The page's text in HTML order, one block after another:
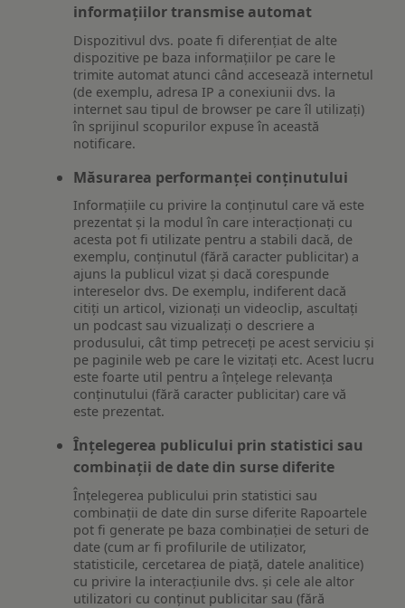
informațiilor transmise automat
Dispozitivul dvs. poate fi diferențiat de alte
dispozitive pe baza informațiilor pe care le
trimite automat atunci când accesează internetul
(de exemplu, adresa IP a conexiunii dvs. la
internet sau tipul de browser pe care îl utilizați)
în sprijinul scopurilor expuse în această
notificare.
Măsurarea performanței conținutului
Informațiile cu privire la conținutul care vă este
prezentat și la modul în care interacționați cu
acesta pot fi utilizate pentru a stabili dacă, de
exemplu, conținutul (fără caracter publicitar) a
ajuns la publicul vizat și dacă corespunde
intereselor dvs. De exemplu, indiferent dacă
citiți un articol, vizionați un videoclip, ascultați
un podcast sau vizualizați o descriere a
produsului, cât timp petreceți pe acest serviciu și
pe paginile web pe care le vizitați etc. Acest lucru
este foarte util pentru a înțelege relevanța
conținutului (fără caracter publicitar) care vă
este prezentat.
Înțelegerea publicului prin statistici sau
combinații de date din surse diferite
Înțelegerea publicului prin statistici sau
combinații de date din surse diferite Rapoartele
pot fi generate pe baza combinației de seturi de
date (cum ar fi profilurile de utilizator,
statisticile, cercetarea de piață, datele analitice)
cu privire la interacțiunile dvs. și cele ale altor
utilizatori cu conținut publicitar sau (fără